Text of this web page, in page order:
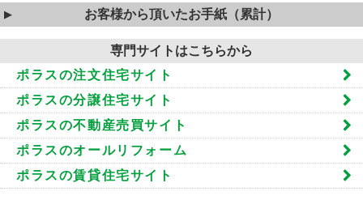
お客様から頂いたお手紙（累計）
専門サイトはこちらから
ポラスの注文住宅サイト
ポラスの分譲住宅サイト
ポラスの不動産売買サイト
ポラスのオールリフォーム
ポラスの賃貸住宅サイト